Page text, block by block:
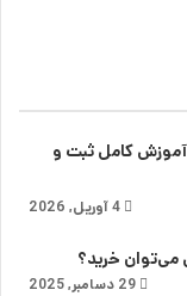
کامل ثبت و
4 آوریل, 2026
می‌توان خرید؟‌
29 دسامبر, 2025